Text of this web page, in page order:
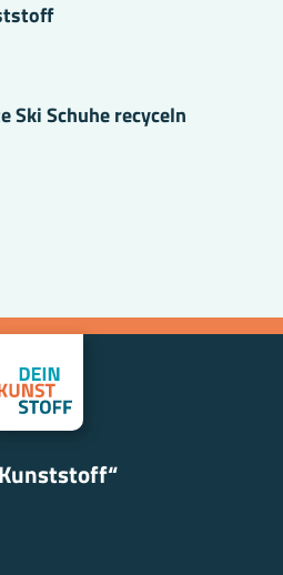
Ski Schuhe recyceln